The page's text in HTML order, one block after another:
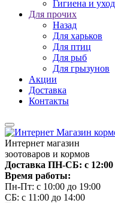
Гигиена и уход
Для прочих
Назад
Для харьков
Для птиц
Для рыб
Для грызунов
Акции
Доставка
Контакты
Интернет магазин
зоотоваров и кормов
Доставка ПН-СБ: с 12:00
Время работы:
Пн-Пт: с 10:00 до 19:00
СБ: с 11:00 до 14:00